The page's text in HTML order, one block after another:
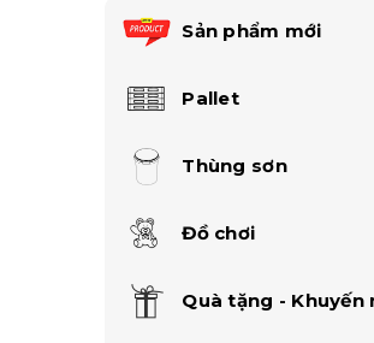
Sản phẩm mới
Pallet
Thùng sơn
Đồ chơi
Quà tặng - Khuyến